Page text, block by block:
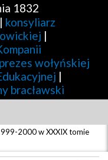
1832
| konsyliarz
|
prezes wołyńskiej
|
bracławski
2000 w XXXIX tomie